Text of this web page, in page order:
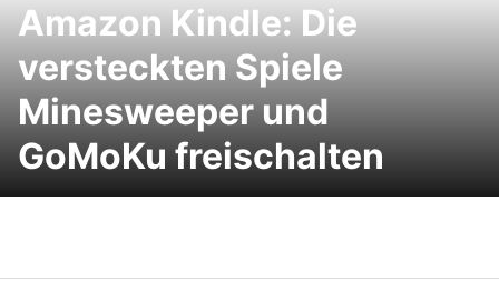
Amazon Kindle: Die
versteckten Spiele
Minesweeper und
GoMoKu freischalten